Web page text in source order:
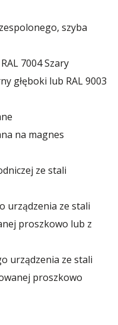
szyba
7004 Szary
głęboki lub RAL 9003
na magnes
ze stali
urządzenia ze stali
proszkowo lub z
urządzenia ze stali
proszkowo